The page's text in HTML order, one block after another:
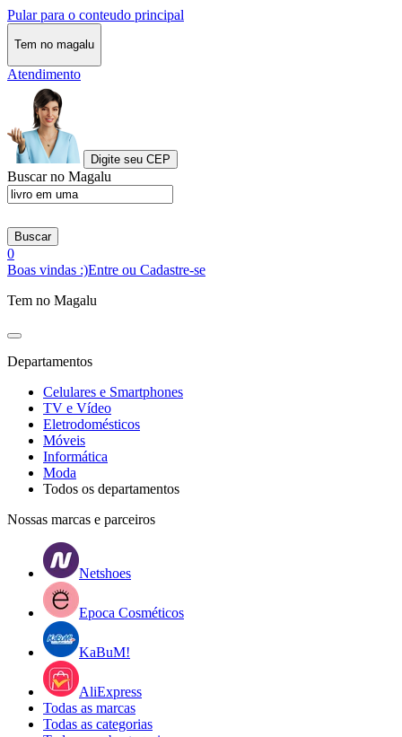
Pular para o conteudo principal
Tem no magalu
Atendimento
Digite seu CEP
Buscar no Magalu
Buscar
0
Boas vindas :)Entre ou Cadastre-se
Tem no Magalu
Departamentos
Celulares e Smartphones
TV e Vídeo
Eletrodomésticos
Móveis
Informática
Moda
Todos os departamentos
Nossas marcas e parceiros
Netshoes
Epoca Cosméticos
KaBuM!
AliExpress
Todas as marcas
Todas as categorias